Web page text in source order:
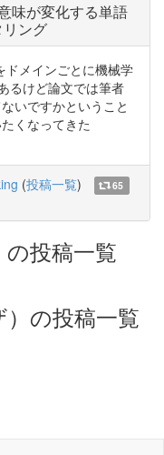
味が変化する単語
ング
ドメインごとに機械学
るけど論文では筆者
いですかということ
くなってきた
(投稿一覧)
65
投稿一覧
の投稿一覧